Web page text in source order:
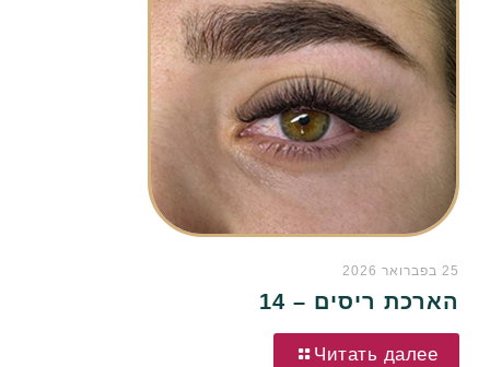
25 בפברואר 2026
הארכת ריסים – 14
Читать далее